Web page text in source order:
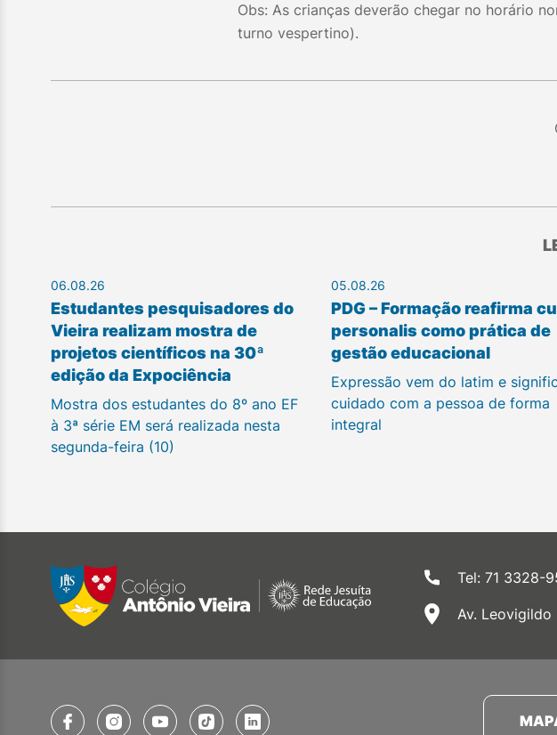
Obs: As crianças deverão chegar no horário
turno vespertino).
06.08.26
Estudantes pesquisadores do
Vieira realizam mostra de
projetos científicos na 30ª
edição da Expociência
Mostra dos estudantes do 8º ano EF
à 3ª série EM será realizada nesta
segunda-feira (10)
05.08.26
PDG – Formação reafirma
personalis como prática de
gestão educacional
Expressão vem do latim e
cuidado com a pessoa de forma
integral
Tel: 71 3328-
Av. Leovigildo